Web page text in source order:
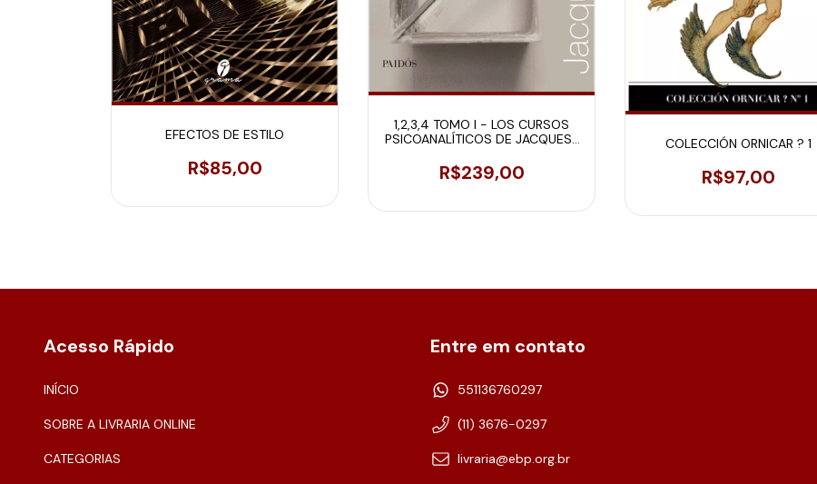
EFECTOS DE ESTILO
R$85,00
1,2,3,4 TOMO I - LOS CURSOS
PSICOANALÍTICOS DE JACQUES-
R$239,00
COLECCIÓN ORNICAR ? 1
R$97,00
Acesso Rápido
INÍCIO
SOBRE A LIVRARIA ONLINE
CATEGORIAS
Entre em contato
551136760297
(11) 3676-0297
livraria@ebp.org.br